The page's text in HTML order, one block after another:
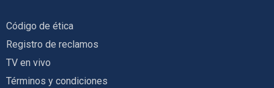
Código de ética
Registro de reclamos
TV en vivo
Términos y condiciones